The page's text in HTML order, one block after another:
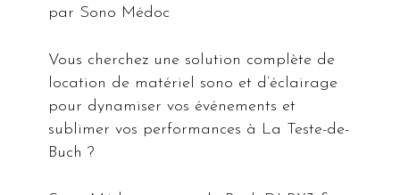
par Sono Médoc
Vous cherchez une solution complète de
location de matériel sono et d’éclairage
pour dynamiser vos événements et
sublimer vos performances à La Teste-de-
Buch ?